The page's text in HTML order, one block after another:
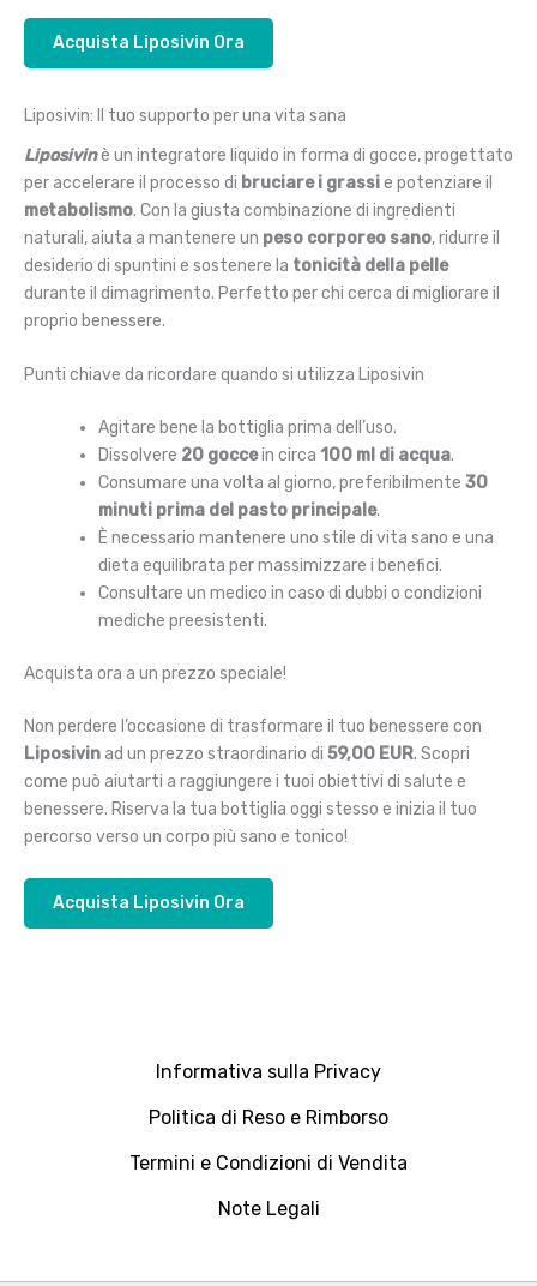
Acquista Liposivin Ora
Liposivin: Il tuo supporto per una vita sana
Liposivinè un integratore liquido in forma di gocce, progettato
per accelerare il processo di bruciare i grassie potenziare il
metabolismo. Con la giusta combinazione di ingredienti
naturali, aiuta a mantenere un peso corporeo sano, ridurre il
desiderio di spuntini e sostenere la tonicità della pelle
durante il dimagrimento. Perfetto per chi cerca di migliorare il
proprio benessere.
Punti chiave da ricordare quando si utilizza Liposivin
Agitare bene la bottiglia prima dell’uso.
Dissolvere 20 goccein circa 100 ml di acqua.
Consumare una volta al giorno, preferibilmente 30
minuti prima del pasto principale.
È necessario mantenere uno stile di vita sano e una
dieta equilibrata per massimizzare i benefici.
Consultare un medico in caso di dubbi o condizioni
mediche preesistenti.
Acquista ora a un prezzo speciale!
Non perdere l’occasione di trasformare il tuo benessere con
Liposivin ad un prezzo straordinario di 59,00 EUR. Scopri
come può aiutarti a raggiungere i tuoi obiettivi di salute e
benessere. Riserva la tua bottiglia oggi stesso e inizia il tuo
percorso verso un corpo più sano e tonico!
Acquista Liposivin Ora
Informativa sulla Privacy
Politica di Reso e Rimborso
Termini e Condizioni di Vendita
Note Legali